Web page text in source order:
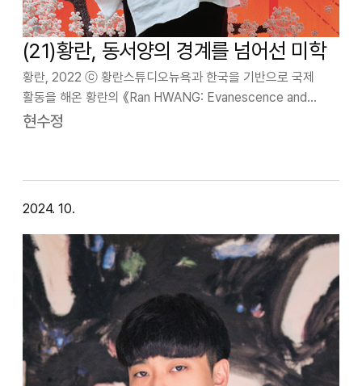
(21)황란, 동서양의 경계를 넘어선 미학
황란, 2022 ⓒ 황란스튜디오뉴욕과 한국을 기반으로 국제
활동을 해온 황란의 《Ran HWANG: Evanescence and
Regeneration(황란: 소멸과 재생)》(10.15-12.7) 전시가
현수정
2024. 10.